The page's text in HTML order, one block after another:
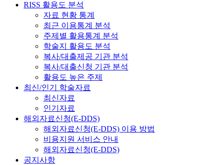
RISS 활용도 분석
자료 현황 통계
최근 이용통계 분석
주제별 활용통계 분석
학술지 활용도 분석
복사/대출제공 기관 분석
복사/대출신청 기관 분석
활용도 높은 주제
최신/인기 학술자료
최신자료
인기자료
해외자료신청(E-DDS)
해외자료신청(E-DDS) 이용 방법
비용지원 서비스 안내
해외자료신청(E-DDS)
공지사항